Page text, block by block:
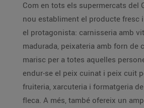
Com en tots els supermercats del
nou establiment el producte fresc
el protagonista: carnisseria amb
madurada, peixateria amb forn de
marisc per a totes aquelles
endur-se el peix cuinat i peix cuit
fruiteria, xarcuteria i formatgeria
fleca. A més, també ofereix un